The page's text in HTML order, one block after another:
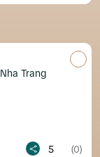
Trang
5 (0)